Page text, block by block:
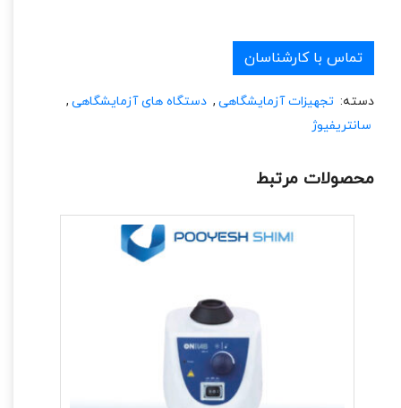
تماس با کارشناسان
دسته: تجهیزات آزمایشگاهی , دستگاه های آزمایشگاهی ,
سانتریفیوژ
محصولات مرتبط